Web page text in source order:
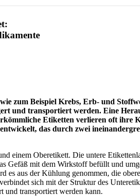
zum Beispiel Krebs, Erb- und
und transportiert werden. Eine
Etiketten verlieren oft
das durch zwei
einem Oberetikett. Die untere
Gefäß mit dem Wirkstoff befüllt und
aus der Kühlung genommen, die
sich mit der Struktur des
und transportiert werden kann.